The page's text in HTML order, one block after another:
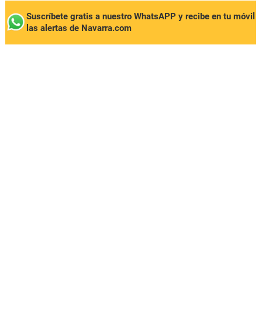
Suscríbete gratis a nuestro WhatsAPP y recibe en tu móvil
las alertas de Navarra.com